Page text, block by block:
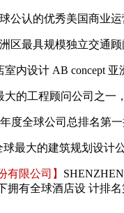
公认的优秀美国商业运
区最具规模独立交通
室内设计 AB concept
大的工程顾问公司之一
度全球公司总排名第
球最大的建筑规划设计
有限公司】
有全球酒店设 计排名